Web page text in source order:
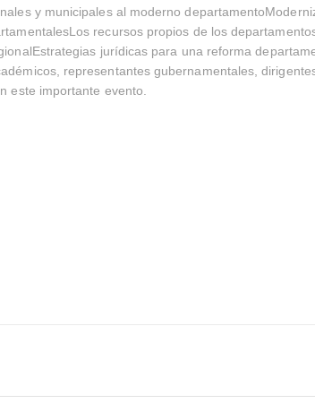
y municipales al moderno
recursos propios de los
jurídicas para una reforma
representantes gubernamentales,
este importante evento.